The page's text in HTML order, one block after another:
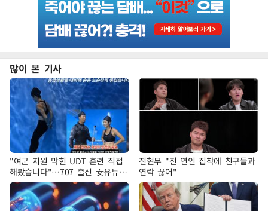
많이 본 기사
"여군 지원 막힌 UDT 훈련 직접
해봤습니다"…707 출신 女유튜버
'완벽 소화'
전현무 "전 연인 집착에 친구들과
연락 끊어"